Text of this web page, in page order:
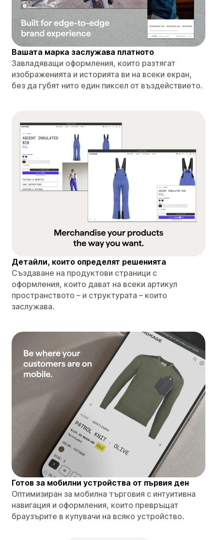
Вашата марка заслужава платното
Завладяващи оформления, които разтягат
изображенията и историята ви на всеки екран,
без да губят нито един пиксел от въздействието.
Детайли, които определят решенията
Създаване на продуктови страници с
оформления, които дават на всеки артикул
пространството – и структурата – които
заслужава.
Готов за мобилни устройства от първия ден
Оптимизиран за мобилна търговия с интуитивна
навигация и оформления, които превръщат
браузърите в купувачи на всяко устройство.